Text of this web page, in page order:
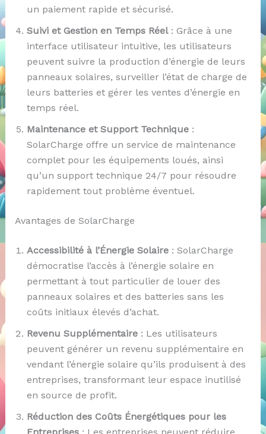
un paiement rapide et sécurisé.
Suivi et Gestion en Temps Réel: Grâce à une
interface utilisateur intuitive, les utilisateurs
peuvent suivre la production d’énergie de leurs
panneaux solaires, surveiller l’état de charge de
leurs batteries et gérer les ventes d’énergie en
temps réel.
Maintenance et Support Technique:
SolarCharge offre un service de maintenance
complet pour les équipements loués, ainsi
qu’un support technique 24/7 pour résoudre
rapidement tout problème éventuel.
Avantages de SolarCharge
Accessibilité à l’Énergie Solaire: SolarCharge
démocratise l’accès à l’énergie solaire en
permettant à tout particulier de louer des
panneaux solaires et des batteries sans les
coûts initiaux élevés d’achat.
Revenu Supplémentaire: Les utilisateurs
peuvent générer un revenu supplémentaire en
vendant l’énergie solaire qu’ils produisent à des
entreprises, transformant leur espace inutilisé
en source de profit.
Réduction des Coûts Énergétiques pour les